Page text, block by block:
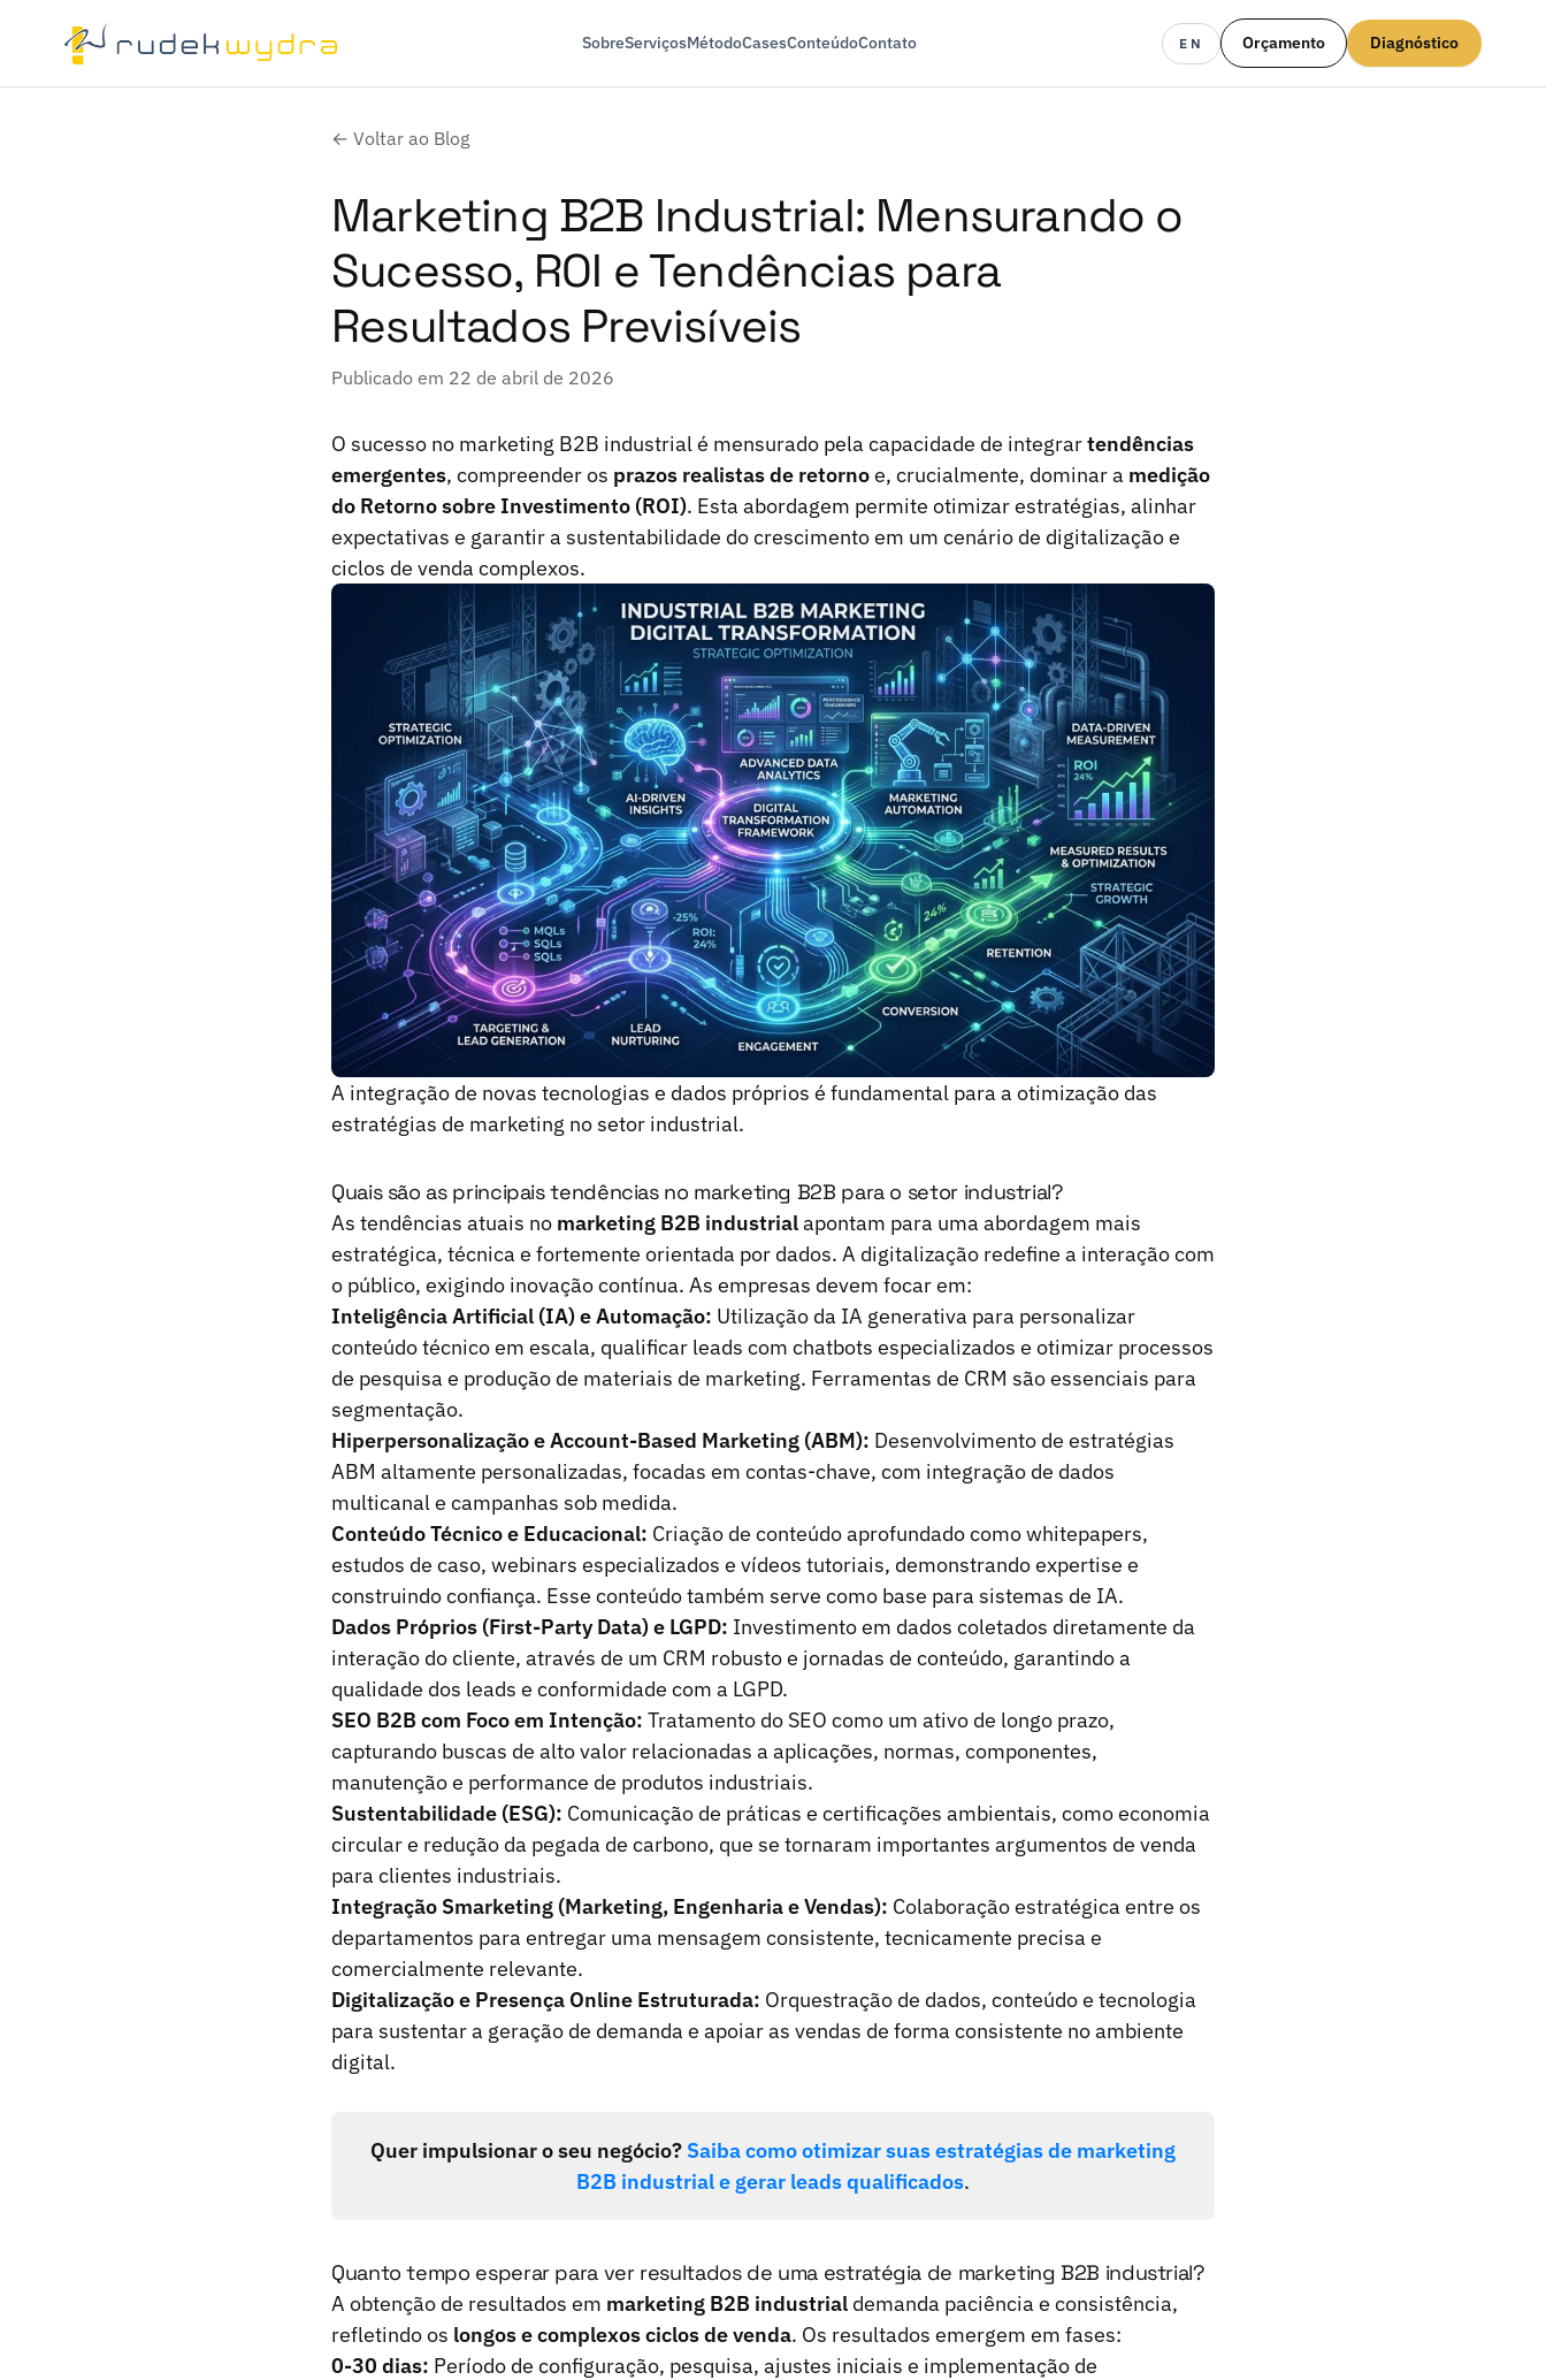
SobreServiçosMétodoCasesConteúdoContato EN Orçamento Diagnóstico
← Voltar ao Blog
Marketing B2B Industrial: Mensurando o
Sucesso, ROI e Tendências para
Resultados Previsíveis
Publicado em 22 de abril de 2026
O sucesso no marketing B2B industrial é mensurado pela capacidade de integrartendências
emergentes, compreender os prazos realistas de retornoe, crucialmente, dominar a medição
do Retorno sobre Investimento (ROI). Esta abordagem permite otimizar estratégias, alinhar
expectativas e garantir a sustentabilidade do crescimento em um cenário de digitalização e
ciclos de venda complexos.
A integração de novas tecnologias e dados próprios é fundamental para a otimização das
estratégias de marketing no setor industrial.
Quais são as principais tendências no marketing B2B para o setor industrial?
As tendências atuais no marketing B2B industrialapontam para uma abordagem mais
estratégica, técnica e fortemente orientada por dados. A digitalização redefine a interação com
o público, exigindo inovação contínua. As empresas devem focar em:
Inteligência Artificial (IA) e Automação: Utilização da IA generativa para personalizar
conteúdo técnico em escala, qualificar leads com chatbots especializados e otimizar processos
de pesquisa e produção de materiais de marketing. Ferramentas de CRM são essenciais para
segmentação.
Hiperpersonalização e Account-Based Marketing (ABM): Desenvolvimento de estratégias
ABM altamente personalizadas, focadas em contas-chave, com integração de dados
multicanal e campanhas sob medida.
Conteúdo Técnico e Educacional: Criação de conteúdo aprofundado como whitepapers,
estudos de caso, webinars especializados e vídeos tutoriais, demonstrando expertise e
construindo confiança. Esse conteúdo também serve como base para sistemas de IA.
Dados Próprios (First-Party Data) e LGPD: Investimento em dados coletados diretamente da
interação do cliente, através de um CRM robusto e jornadas de conteúdo, garantindo a
qualidade dos leads e conformidade com a LGPD.
SEO B2B com Foco em Intenção: Tratamento do SEO como um ativo de longo prazo,
capturando buscas de alto valor relacionadas a aplicações, normas, componentes,
manutenção e performance de produtos industriais.
Sustentabilidade (ESG): Comunicação de práticas e certificações ambientais, como economia
circular e redução da pegada de carbono, que se tornaram importantes argumentos de venda
para clientes industriais.
Integração Smarketing (Marketing, Engenharia e Vendas): Colaboração estratégica entre os
departamentos para entregar uma mensagem consistente, tecnicamente precisa e
comercialmente relevante.
Digitalização e Presença Online Estruturada: Orquestração de dados, conteúdo e tecnologia
para sustentar a geração de demanda e apoiar as vendas de forma consistente no ambiente
digital.
Quer impulsionar o seu negócio? Saiba como otimizar suas estratégias de marketing
B2B industrial e gerar leads qualificados.
Quanto tempo esperar para ver resultados de uma estratégia de marketing B2B industrial?
A obtenção de resultados em marketing B2B industrial demanda paciência e consistência,
refletindo os longos e complexos ciclos de venda. Os resultados emergem em fases:
0-30 dias: Período de configuração, pesquisa, ajustes iniciais e implementação de